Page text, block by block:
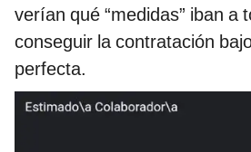
verían qué “medidas” iban a
conseguir la contratación
perfecta.